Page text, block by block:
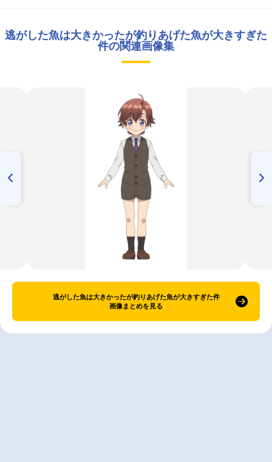
逃がした魚は大きかったが釣りあげた魚が大きすぎた
件の関連画像集
逃がした魚は大きかったが釣りあげた魚が大きすぎた件
画像まとめを見る